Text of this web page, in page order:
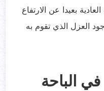
بعيدا عن الارتفاع
العزل الذي تقوم به
الباحة